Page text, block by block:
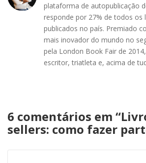
plataforma de autopublicação
responde por 27% de todos os
publicados no país. Premiado
mais inovador do mundo no
pela London Book Fair de
escritor, triatleta e, acima de
6 comentários em “
sellers: como fazer